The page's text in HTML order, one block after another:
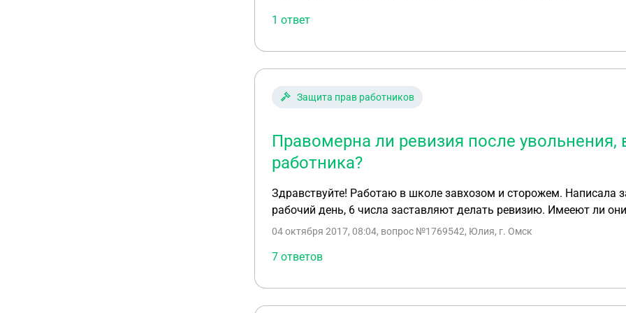
результата. Мы сидим уже почти месяц по домам а нам ни чего
отдать трудовые книжки и деньги какие положено, но не
увольнении, а денег так нам и не отдали. Подскажите, что делать
1 ответ
Защита прав работников
Правомерна ли ревизия после
работника?
Здравствуйте! Работаю в школе завхозом и сторожем. Написала
рабочий день, 6 числа заставляют делать ревизию. Имееют ли
04 октября 2017, 08:04, вопрос №1769542, Юлия, г. Омск
7 ответов